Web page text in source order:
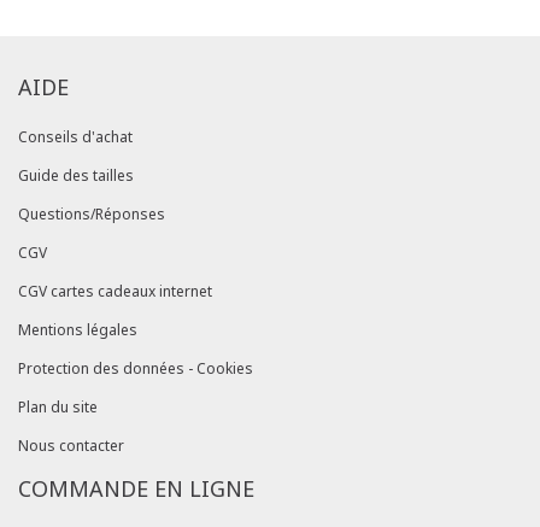
AIDE
Conseils d'achat
Guide des tailles
Questions/Réponses
CGV
CGV cartes cadeaux internet
Mentions légales
Protection des données - Cookies
Plan du site
Nous contacter
COMMANDE EN LIGNE